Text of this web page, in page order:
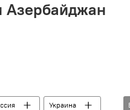
Азербайджан
Украина